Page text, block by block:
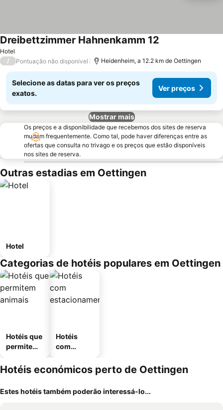
Hotel
Dreibettzimmer Hahnenkamm 12
/ Pontuação não disponível Heidenheim, a 12.2 km de Oettingen
Selecione as datas para ver os preços
exatos.
Ver preços
Mostrar mais
Os preços e a disponibilidade que recebemos dos sites de reserva
mudam frequentemente. Como tal, pode haver diferenças entre as
ofertas que consulta no trivago e os preços que estão disponíveis
nos sites de reserva.
Outras estadias em Oettingen
Hotel
Categorias de hotéis populares em Oettingen
Hotéis que
permitem
Hotéis
com
mento
Hotéis económicos perto de Oettingen
Estes hotéis também poderão interessá-lo...